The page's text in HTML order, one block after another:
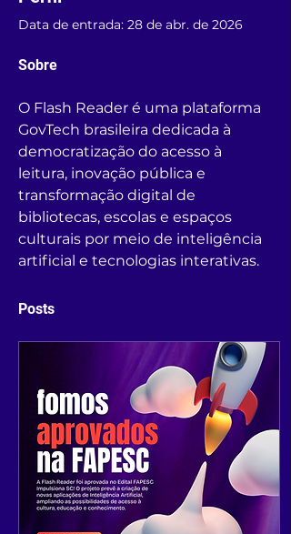
Data de entrada: 28 de abr. de 2026
Sobre
O Flash Reader é uma plataforma
GovTech brasileira dedicada à
democratização do acesso à
leitura, inovação pública e
transformação digital de
bibliotecas, escolas e espaços
culturais por meio de inteligência
artificial e tecnologias interativas.
Posts